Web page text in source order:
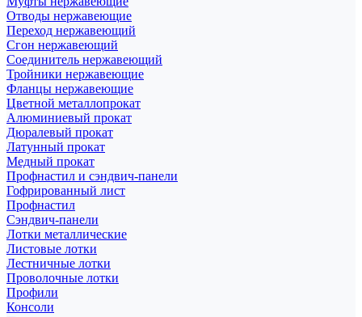
Отводы нержавеющие
Переход нержавеющий
Сгон нержавеющий
Соединитель нержавеющий
Тройники нержавеющие
Фланцы нержавеющие
Цветной металлопрокат
Алюминиевый прокат
Дюралевый прокат
Латунный прокат
Медный прокат
Профнастил и сэндвич-панели
Гофрированный лист
Профнастил
Сэндвич-панели
Лотки металлические
Листовые лотки
Лестничные лотки
Проволочные лотки
Профили
Консоли